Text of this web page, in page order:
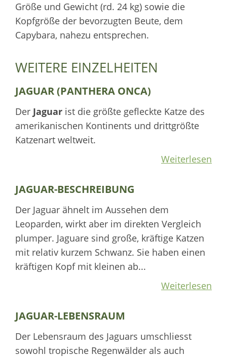
Größe und Gewicht (rd. 24 kg) sowie die
Kopfgröße der bevorzugten Beute, dem
Capybara, nahezu entsprechen.
WEITERE EINZELHEITEN
JAGUAR (PANTHERA ONCA)
Der Jaguar ist die größte gefleckte Katze des
amerikanischen Kontinents und drittgrößte
Katzenart weltweit.
Weiterlesen
JAGUAR-BESCHREIBUNG
Der Jaguar ähnelt im Aussehen dem
Leoparden, wirkt aber im direkten Vergleich
plumper. Jaguare sind große, kräftige Katzen
mit relativ kurzem Schwanz. Sie haben einen
kräftigen Kopf mit kleinen ab...
Weiterlesen
JAGUAR-LEBENSRAUM
Der Lebensraum des Jaguars umschliesst
sowohl tropische Regenwälder als auch